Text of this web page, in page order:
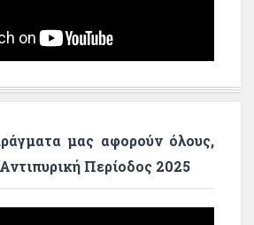
μας αφορούν όλους,
Περίοδος 2025